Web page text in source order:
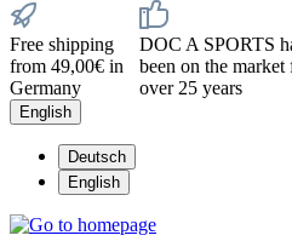
Free shipping
from 49,00€ in
Germany
DOC A SPORTS
been on the market
over 25 years
English
Deutsch
English